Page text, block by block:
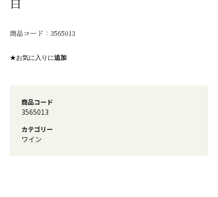
商品コード： 3565013
★お気に入りに追加
商品コード
3565013
カテゴリー
ワイン